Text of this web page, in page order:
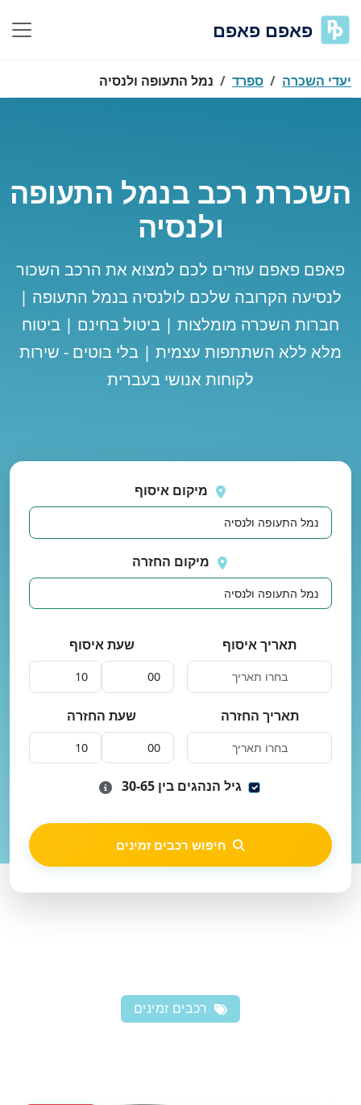
פאפם פאפם
יעדי השכרה ספרד נמל התעופה ולנסיה
השכרת רכב בנמל התעופה
ולנסיה
פאפם פאפם עוזרים לכם למצוא את הרכב השכור
לנסיעה הקרובה שלכם לולנסיה בנמל התעופה |
חברות השכרה מומלצות | ביטול בחינם | ביטוח
מלא ללא השתתפות עצמית | בלי בוטים - שירות
לקוחות אנושי בעברית
שוב
מיקום איסוף
מיקום החזרה
תאריך איסוף שעת איסוף
תאריך החזרה שעת החזרה
גיל הנהגים בין 30-65
חיפוש רכבים זמינים
רכבים זמינים